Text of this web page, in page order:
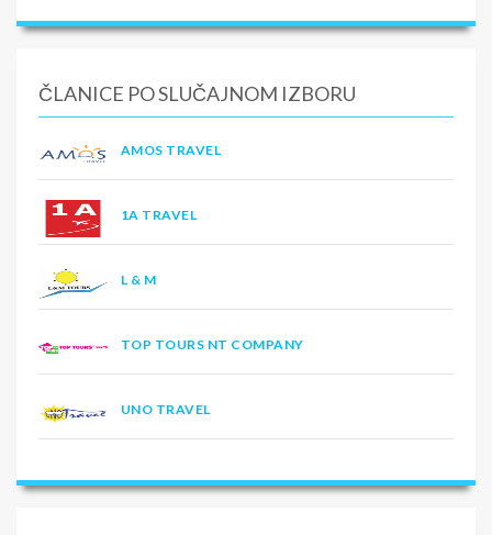
ČLANICE PO SLUČAJNOM IZBORU
AMOS TRAVEL
1A TRAVEL
L & M
TOP TOURS NT COMPANY
UNO TRAVEL